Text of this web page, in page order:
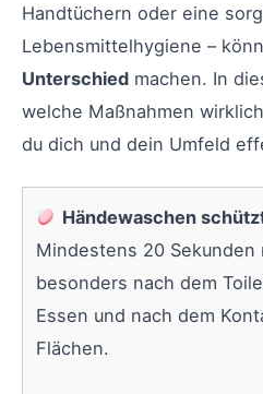
Handtüchern oder eine
Lebensmittelhygiene –
Unterschied machen. In
welche Maßnahmen
du dich und dein Umfeld
Händewaschen
Mindestens 20 Sekunden
besonders nach dem
Essen und nach dem
Flächen.